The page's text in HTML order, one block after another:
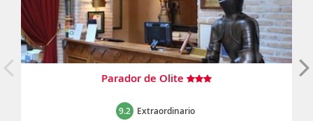
Parador de Olite
9.2 Extraordinario